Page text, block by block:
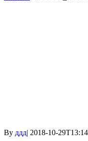
By ддд| 2018-10-